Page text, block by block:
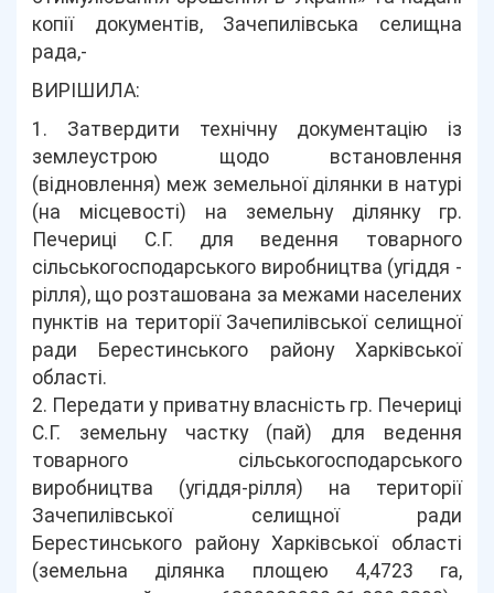
копії документів, Зачепилівська селищна
рада,-
ВИРІШИЛА:
1. Затвердити технічну документацію із
землеустрою щодо встановлення
(відновлення) меж земельної ділянки в натурі
(на місцевості) на земельну ділянку гр.
Печериці С.Г. для ведення товарного
сільськогосподарського виробництва (угіддя -
рілля), що розташована за межами населених
пунктів на території Зачепилівської селищної
ради Берестинського району Харківської
області.
2. Передати у приватну власність гр. Печериці
С.Г. земельну частку (пай) для ведення
товарного сільськогосподарського
виробництва (угіддя-рілля) на території
Зачепилівської селищної ради
Берестинського району Харківської області
(земельна ділянка площею 4,4723 га,